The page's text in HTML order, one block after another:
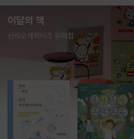
이달의 책
산리오캐릭터즈 유리컵